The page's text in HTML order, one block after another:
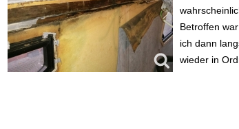
Betroffen
ich dann
wieder in